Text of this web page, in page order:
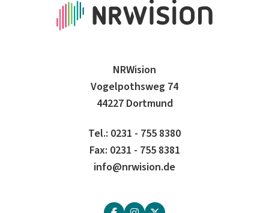
NRWision
Vogelpothsweg 74
44227 Dortmund
Tel.: 0231 - 755 8380
Fax: 0231 - 755 8381
info@nrwision.de